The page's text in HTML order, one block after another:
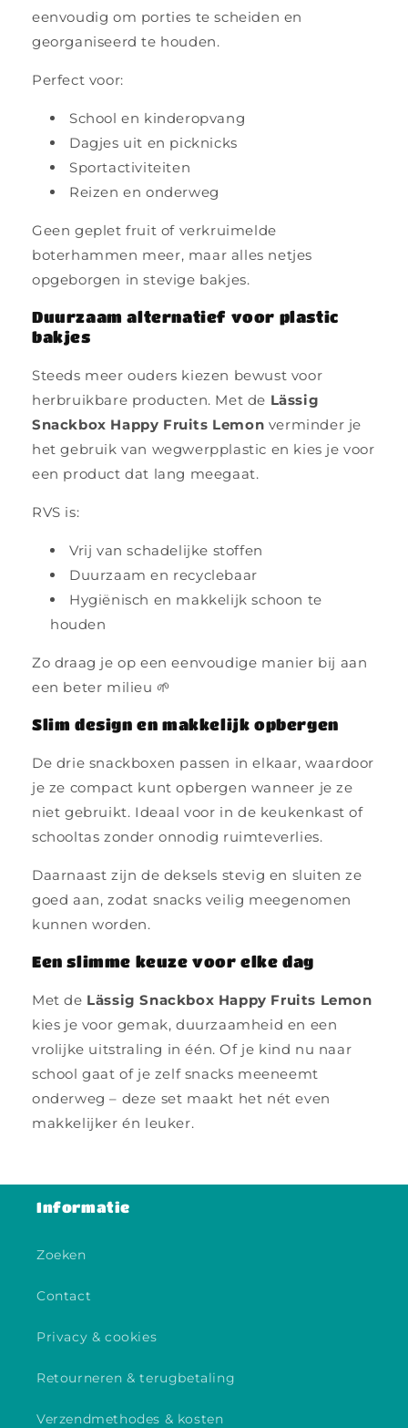
eenvoudig om porties te scheiden en
georganiseerd te houden.
Perfect voor:
School en kinderopvang
Dagjes uit en picknicks
Sportactiviteiten
Reizen en onderweg
Geen geplet fruit of verkruimelde
boterhammen meer, maar alles netjes
opgeborgen in stevige bakjes.
Duurzaam alternatief voor plastic
bakjes
Steeds meer ouders kiezen bewust voor
herbruikbare producten. Met de Lässig
Snackbox Happy Fruits Lemon verminder je
het gebruik van wegwerpplastic en kies je voor
een product dat lang meegaat.
RVS is:
Vrij van schadelijke stoffen
Duurzaam en recyclebaar
Hygiënisch en makkelijk schoon te
houden
Zo draag je op een eenvoudige manier bij aan
een beter milieu 🌱
Slim design en makkelijk opbergen
De drie snackboxen passen in elkaar, waardoor
je ze compact kunt opbergen wanneer je ze
niet gebruikt. Ideaal voor in de keukenkast of
schooltas zonder onnodig ruimteverlies.
Daarnaast zijn de deksels stevig en sluiten ze
goed aan, zodat snacks veilig meegenomen
kunnen worden.
Een slimme keuze voor elke dag
Met de Lässig Snackbox Happy Fruits Lemon
kies je voor gemak, duurzaamheid en een
vrolijke uitstraling in één. Of je kind nu naar
school gaat of je zelf snacks meeneemt
onderweg – deze set maakt het nét even
makkelijker én leuker.
Informatie
Zoeken
Contact
Privacy & cookies
Retourneren & terugbetaling
Verzendmethodes & kosten